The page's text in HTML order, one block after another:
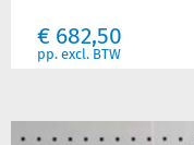
€ 682,50
pp. excl. BTW
Specialist